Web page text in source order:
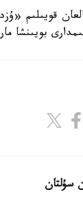
قويىلىم
بويىنشا
سۇلتان